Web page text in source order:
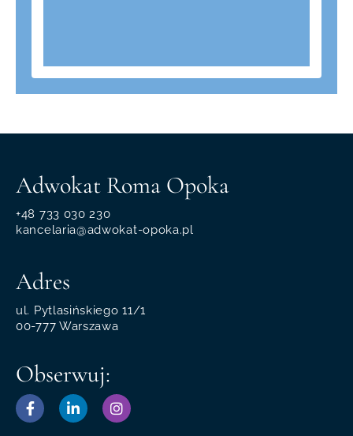
Adwokat Roma Opoka
+48 733 030 230
kancelaria@adwokat-opoka.pl
Adres
ul. Pytlasińskiego 11/1
00-777 Warszawa
Obserwuj: